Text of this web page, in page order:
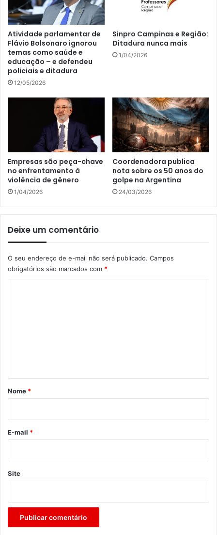
Atividade parlamentar de
Flávio Bolsonaro ignorou
temas como saúde e
educação – e defendeu
policiais e ditadura
12/05/2026
Sinpro Campinas e Região:
Ditadura nunca mais
1/04/2026
Empresas são peça-chave
no enfrentamento à
violência de gênero
1/04/2026
Coordenadora publica
nota sobre os 50 anos do
golpe na Argentina
24/03/2026
Deixe um comentário
O seu endereço de e-mail não será publicado. Campos
obrigatórios são marcados com *
r
*
Nome *
E-mail *
Site